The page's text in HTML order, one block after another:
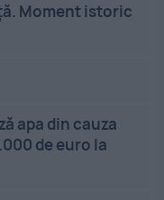
Moment istoric
apa din cauza
de euro la